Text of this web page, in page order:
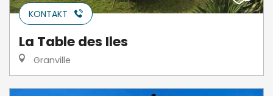
KONTAKT
La Table des Iles
Granville